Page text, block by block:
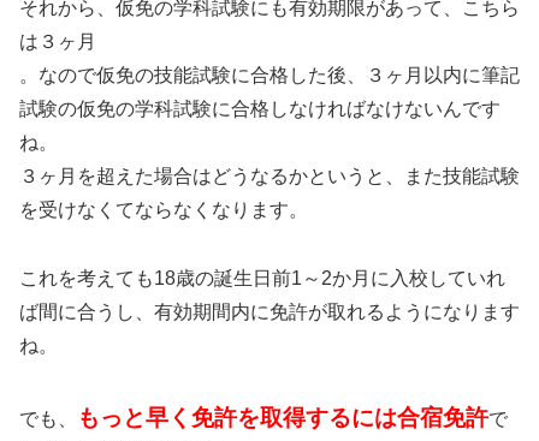
それから、仮免の学科試験にも有効期限があって、こちら
は３ヶ月
。なので仮免の技能試験に合格した後、３ヶ月以内に筆記
試験の仮免の学科試験に合格しなければなけないんです
ね。
３ヶ月を超えた場合はどうなるかというと、また技能試験
を受けなくてならなくなります。
これを考えても18歳の誕生日前1～2か月に入校していれ
ば間に合うし、有効期間内に免許が取れるようになります
ね。
でも、 もっと早く免許を取得するには合宿免許で